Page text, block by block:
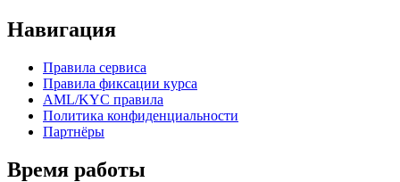
Навигация
Правила сервиса
Правила фиксации курса
AML/KYC правила
Политика конфиденциальности
Партнёры
Время работы